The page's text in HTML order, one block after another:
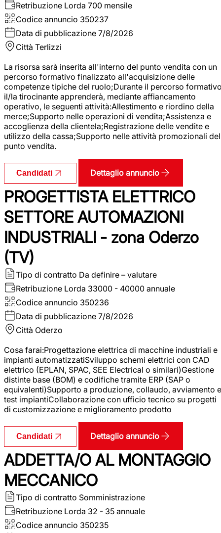
Retribuzione Lorda 700 mensile
Codice annuncio 350237
Data di pubblicazione 7/8/2026
Città Terlizzi
La risorsa sarà inserita all'interno del punto vendita con un
percorso formativo finalizzato all'acquisizione delle
competenze tipiche del ruolo;Durante il percorso
il/la tirocinante apprenderà, mediante affiancamento
operativo, le seguenti attività:Allestimento e riordino della
merce;Supporto nelle operazioni di vendita;Assistenza e
accoglienza della clientela;Registrazione delle vendite e
utilizzo della cassa;Supporto nelle attività promozionali del
punto vendita.
Candidati Dettaglio annuncio
PROGETTISTA ELETTRICO
SETTORE AUTOMAZIONI
INDUSTRIALI - zona Oderzo
(TV)
Tipo di contratto Da definire – valutare
Retribuzione Lorda 33000 - 40000 annuale
Codice annuncio 350236
Data di pubblicazione 7/8/2026
Città Oderzo
Cosa farai:Progettazione elettrica di macchine industriali e
impianti automatizzatiSviluppo schemi elettrici con CAD
elettrico (EPLAN, SPAC, SEE Electrical o similari)Gestione
distinte base (BOM) e codifiche tramite ERP (SAP o
equivalenti)Supporto a produzione, collaudo, avviamento e
test impiantiCollaborazione con ufficio tecnico su progetti
di customizzazione e miglioramento prodotto
Candidati Dettaglio annuncio
ADDETTA/O AL MONTAGGIO
MECCANICO
Tipo di contratto Somministrazione
Retribuzione Lorda 32 - 35 annuale
Codice annuncio 350235